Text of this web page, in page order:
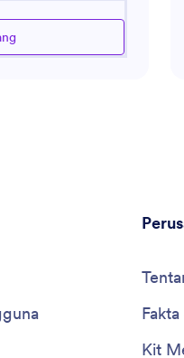
Anda agar jelas
sumber daya
perolehan hibah. Ini
Kit